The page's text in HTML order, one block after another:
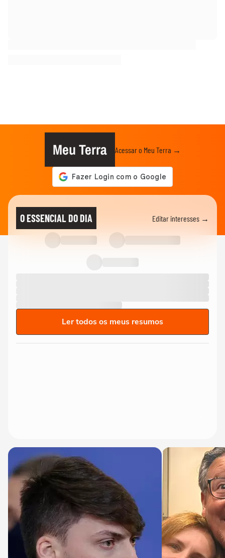
Meu Terra Acessar o Meu Terra →
O ESSENCIAL DO DIA Editar interesses →
Ler todos os meus resumos